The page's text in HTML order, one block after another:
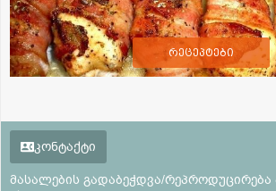
რეცეპტები
კონტაქტი
მასალების გადაბეჭდვა/